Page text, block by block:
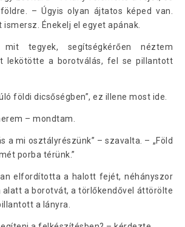
– Úgyis olyan ájtatos képed van.
Énekelj el egyet apának.
tegyek, segítségkérően néztem
lekötötte a borotválás, fel se pillantott
földi dicsőségben”, ez illene most ide.
– mondtam.
a mi osztályrészünk” – szavalta. – „Föld
porba térünk.”
elfordította a halott fejét, néhányszor
alatt a borotvát, a törlőkendővel áttörölte
a lányra.